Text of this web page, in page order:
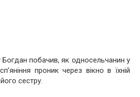
побачив, як односельчанин у
проник через вікно в їхній
сестру.